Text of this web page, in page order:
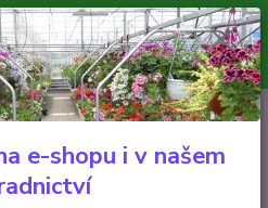
z e-shopu je 300 Kč.
opadl a balíček můžete čekat
po přijetí objednávky. Objednávky
v jakém přišly...
CZK 0ks
za0 Kč
e-shopu i v našem